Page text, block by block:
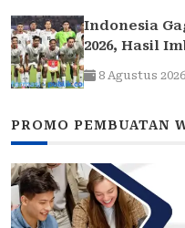
Indonesia
2026, Hasil
Akhir
8 Agustus 2026
PROMO PEMBUATAN